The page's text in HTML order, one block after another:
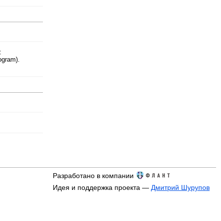
Разработано в компании
Идея и поддержка проекта — Дмитрий Шурупов